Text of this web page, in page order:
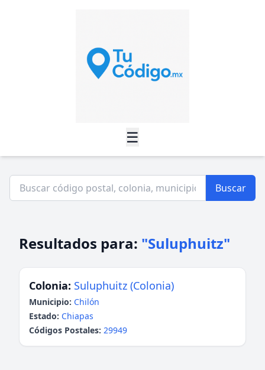
☰
Buscar
Resultados para: "Suluphuitz"
Colonia: Suluphuitz (Colonia)
Municipio: Chilón
Estado: Chiapas
Códigos Postales: 29949